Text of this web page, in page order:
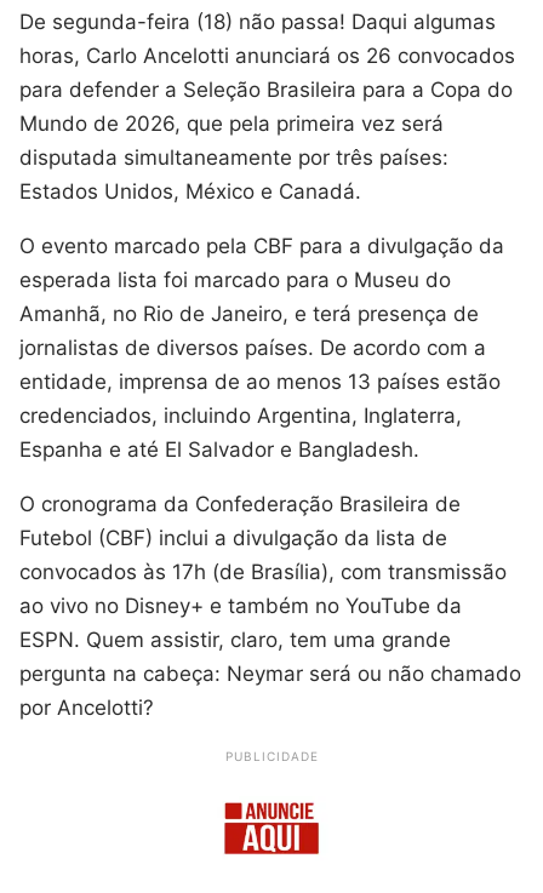
De segunda-feira (18) não passa! Daqui algumas
horas, Carlo Ancelotti anunciará os 26 convocados
para defender a Seleção Brasileira para a Copa do
Mundo de 2026, que pela primeira vez será
disputada simultaneamente por três países:
Estados Unidos, México e Canadá.
O evento marcado pela CBF para a divulgação da
esperada lista foi marcado para o Museu do
Amanhã, no Rio de Janeiro, e terá presença de
jornalistas de diversos países. De acordo com a
entidade, imprensa de ao menos 13 países estão
credenciados, incluindo Argentina, Inglaterra,
Espanha e até El Salvador e Bangladesh.
O cronograma da Confederação Brasileira de
Futebol (CBF) inclui a divulgação da lista de
convocados às 17h (de Brasília), com transmissão
ao vivo no Disney+ e também no YouTube da
ESPN. Quem assistir, claro, tem uma grande
pergunta na cabeça: Neymar será ou não chamado
por Ancelotti?
PUBLICIDADE